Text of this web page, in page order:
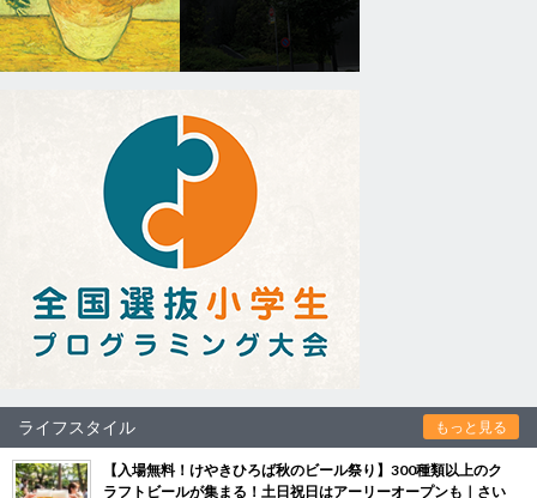
ライフスタイル もっと見る
【入場無料！けやきひろば秋のビール祭り】300種類以上のク
ラフトビールが集まる！土日祝日はアーリーオープンも｜さい